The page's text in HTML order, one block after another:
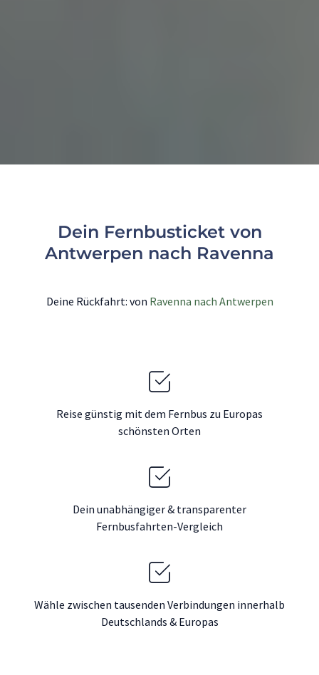
Dein Fernbusticket von
Antwerpen nach Ravenna
Deine Rückfahrt: von Ravenna nach Antwerpen
Reise günstig mit dem Fernbus zu Europas
schönsten Orten
Dein unabhängiger & transparenter
Fernbusfahrten-Vergleich
Wähle zwischen tausenden Verbindungen innerhalb
Deutschlands & Europas